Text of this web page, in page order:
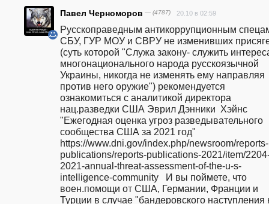
Павел Черноморов — (4787) 20.10 в 02:59
Русскоправедным антикоррупционным
СБУ, ГУР МОУ и СВРУ не изменивших
(суть которой "Служа закону- служить
многонационального народа русскоязычной
Украины, никогда не изменять ему направляя
против него оружие") рекомендуется
ознакомиться с аналитикой директора
нац.разведки США Эврил Дэнники  Хэйнс
"Ежегодная оценка угроз разведывательного
сообщества США за 2021 год"
https://www.dni.gov/index.php/newsroom/reports-
publications/reports-publications-2021/item/
2021-annual-threat-assessment-of-the-u-s-
intelligence-community   И вы поймете, что
воен.помощи от США, Германии, Франции и
Турции в случае "бандеровского наступления